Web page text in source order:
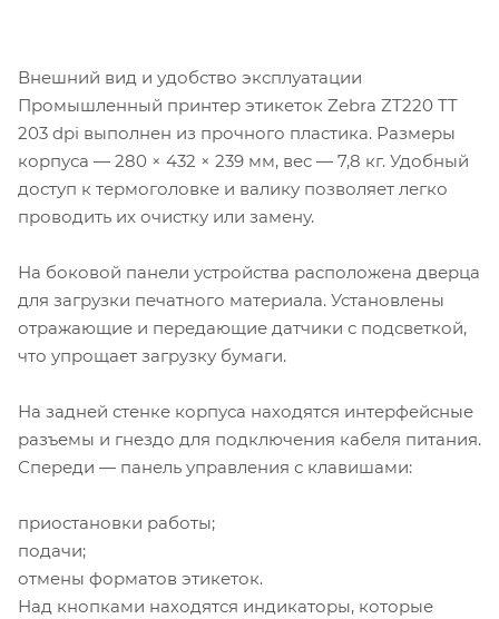
Внешний вид и удобство эксплуатации
Промышленный принтер этикеток Zebra ZT220 TT
203 dpi выполнен из прочного пластика. Размеры
корпуса — 280 × 432 × 239 мм, вес — 7,8 кг. Удобный
доступ к термоголовке и валику позволяет легко
проводить их очистку или замену.
На боковой панели устройства расположена дверца
для загрузки печатного материала. Установлены
отражающие и передающие датчики с подсветкой,
что упрощает загрузку бумаги.
На задней стенке корпуса находятся интерфейсные
разъемы и гнездо для подключения кабеля питания.
Спереди — панель управления с клавишами:
приостановки работы;
подачи;
отмены форматов этикеток.
Над кнопками находятся индикаторы, которые